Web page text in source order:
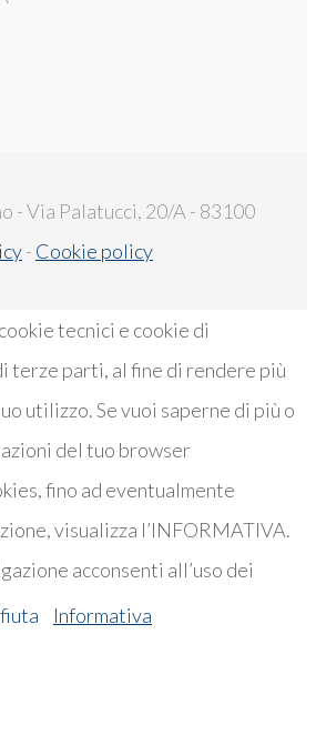
- Via Palatucci, 20/A - 83100
- Cookie policy
tecnici e cookie di
terze parti, al fine di rendere più
utilizzo. Se vuoi saperne di più o
del tuo browser
fino ad eventualmente
visualizza l’INFORMATIVA.
acconsenti all’uso dei
Informativa